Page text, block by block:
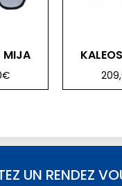
MIJA
€
UN RENDEZ